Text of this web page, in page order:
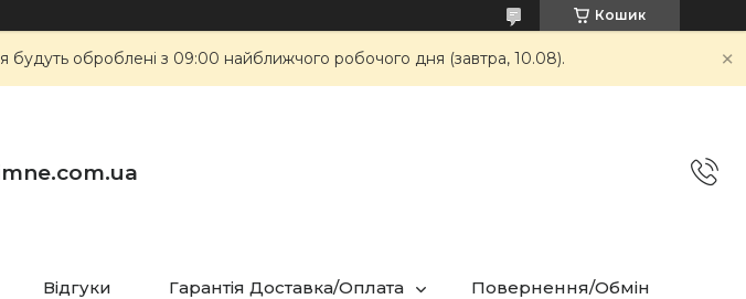
Кошик
будуть оброблені з 09:00 найближчого робочого дня (завтра, 10.08).
Відгуки Гарантія Доставка/Оплата Повернення/Обмін